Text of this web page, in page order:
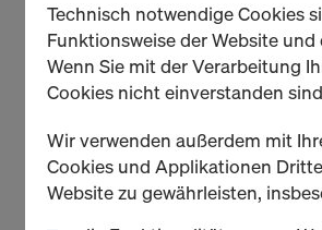
Technisch notwendige Cookies
Funktionsweise der Website
Wenn Sie mit der Verarbeitung
Cookies nicht einverstanden
Wir verwenden außerdem mit
Cookies und Applikationen
Website zu gewährleisten,